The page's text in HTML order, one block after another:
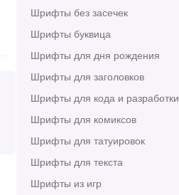
Шрифты без засечек
Шрифты буквица
Шрифты для дня рождения
Шрифты для заголовков
Шрифты для кода и разработки
Шрифты для комиксов
Шрифты для татуировок
Шрифты для текста
Шрифты из игр